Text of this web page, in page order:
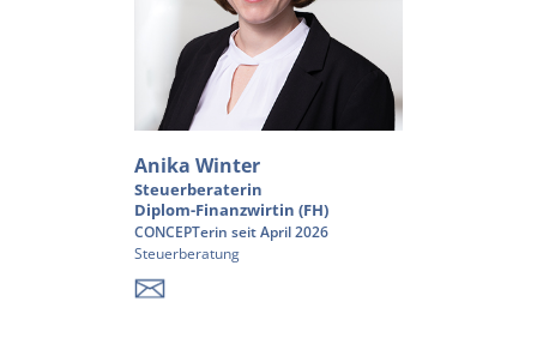
Anika Winter
Steuerberaterin
Diplom-Finanzwirtin (FH)
CONCEPTerin seit April 2026
Steuerberatung